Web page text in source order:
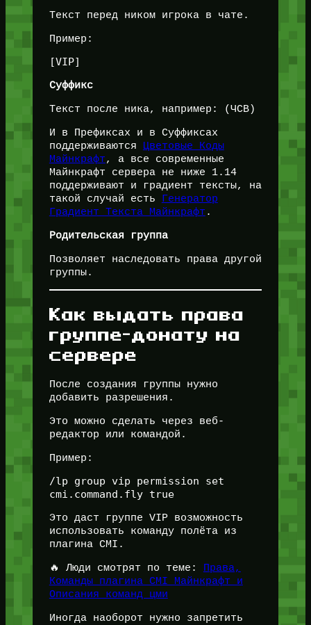
Текст перед ником игрока в чате.
Пример:
Суффикс
Текст после ника, например: (ЧСВ)
И в Префиксах и в Суффиксах
поддерживаются
Цветовые Коды
Майнкрафт, а все современные
Майнкрафт сервера не ниже 1.14
поддерживают и градиент тексты, на
такой случай есть
Генератор
Градиент Текста Майнкрафт .
Родительская группа
Позволяет наследовать права другой
группы.
Как выдать права
группе-донату на
сервере
После создания группы нужно
добавить разрешения.
Это можно сделать через веб-
редактор или командой.
Пример:
/lp group vip permission set
cmi.command.fly true
Это даст группе VIP возможность
использовать команду полёта из
плагина CMI.
🔥 Люди смотрят по теме:
Права,
Команды плагина CMI Майнкрафт и
Описания команд цми
Иногда наоборот нужно запретить